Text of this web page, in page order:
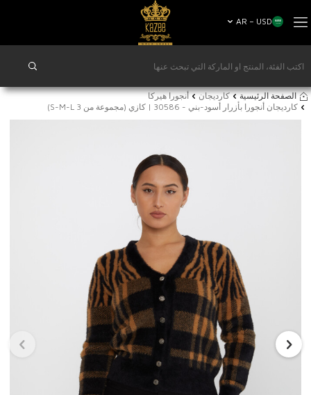
AR − USD
الصفحة الرئيسية كارديجان
أنجورا هيركا
كارديجان أنجورا بأزرار أسود-بني - 30586 | كازي (مجموعة من 3 S-M-L)